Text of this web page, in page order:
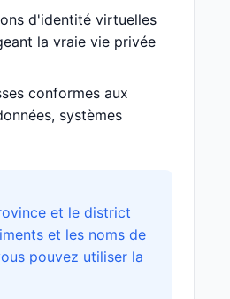
d'identité virtuelles
la vraie vie privée
conformes aux
systèmes
et le district
et les noms de
pouvez utiliser la